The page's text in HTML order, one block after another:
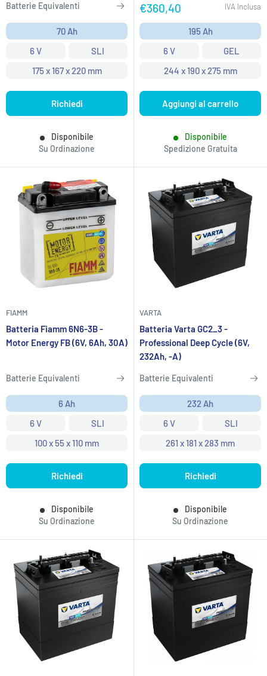
Batterie Equivalenti
70 Ah
6 V
SLI
175 x 167 x 220 mm
Richiedi
Disponibile
Su Ordinazione
Prezzo
€360,40 IVA Inclusa
195 Ah
6 V
GEL
244 x 190 x 275 mm
Aggiungi al carrello
Disponibile
Spedizione Gratuita
FIAMM
Batteria Fiamm 6N6-3B -
Motor Energy FB (6V, 6Ah, 30A)
Batterie Equivalenti
6 Ah
6 V
SLI
100 x 55 x 110 mm
Richiedi
Disponibile
Su Ordinazione
VARTA
Batteria Varta GC2_3 -
Professional Deep Cycle (6V,
232Ah, -A)
Batterie Equivalenti
232 Ah
6 V
SLI
261 x 181 x 283 mm
Richiedi
Disponibile
Su Ordinazione